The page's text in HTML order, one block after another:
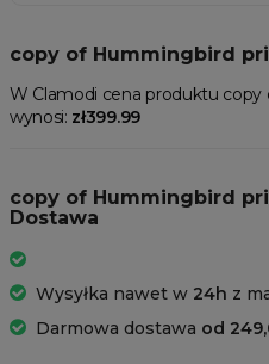
copy of Hummingbird
W Clamodi cena produktu
wynosi: zł399.99
copy of Hummingbird
Dostawa
Wysyłka nawet w 24h z
Darmowa dostawa od